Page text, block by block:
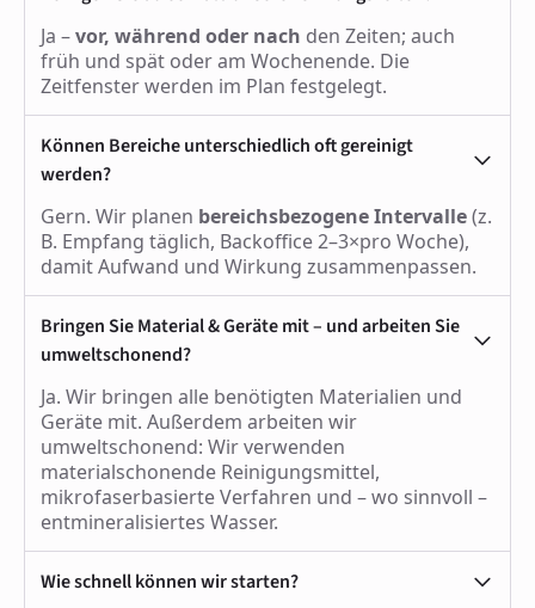
Ja –vor, während oder nach den Zeiten; auch
früh und spät oder am Wochenende. Die
Zeitfenster werden im Plan festgelegt.
Können Bereiche unterschiedlich oft gereinigt
werden?
Gern. Wir planen bereichsbezogene Intervalle(z.
B. Empfang täglich, Backoffice 2–3×pro Woche),
damit Aufwand und Wirkung zusammenpassen.
Bringen Sie Material & Geräte mit – und arbeiten Sie
umweltschonend?
Ja. Wir bringen alle benötigten Materialien und
Geräte mit. Außerdem arbeiten wir
umweltschonend: Wir verwenden
materialschonende Reinigungsmittel,
mikrofaserbasierte Verfahren und – wo sinnvoll –
entmineralisiertes Wasser.
Wie schnell können wir starten?